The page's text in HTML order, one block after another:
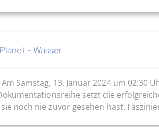
- Wasser
Samstag, 13. Januar 2024 um
setzt die
noch nie zuvor gesehen hast.